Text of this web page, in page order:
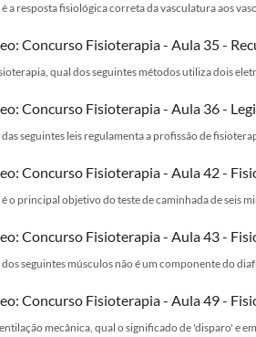
a resposta fisiológica correta da vasculatura aos
Concurso Fisioterapia - Aula 35 -
qual dos seguintes métodos utiliza dois
Concurso Fisioterapia - Aula 36 -
seguintes leis regulamenta a profissão de
Concurso Fisioterapia - Aula 42 -
o principal objetivo do teste de caminhada de seis
Concurso Fisioterapia - Aula 43 -
seguintes músculos não é um componente do
Concurso Fisioterapia - Aula 49 -
mecânica, qual o significado de 'disparo' e